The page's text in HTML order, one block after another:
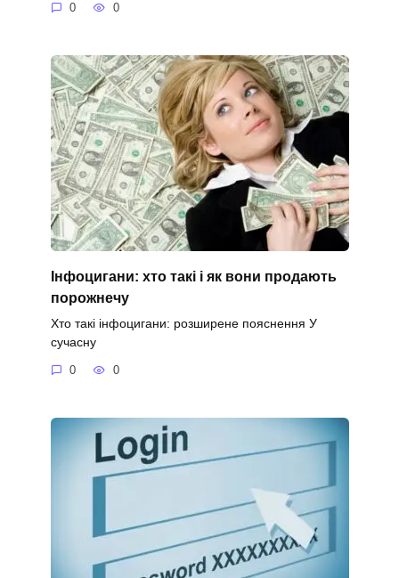
0 0
Інфоцигани: хто такі і як вони продають
порожнечу
Хто такі інфоцигани: розширене пояснення У
сучасну
0 0